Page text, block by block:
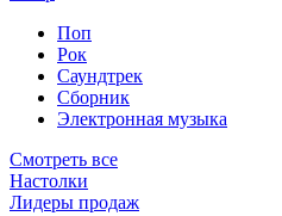
Поп
Рок
Саундтрек
Сборник
Электронная музыка
Смотреть все
Настолки
Лидеры продаж